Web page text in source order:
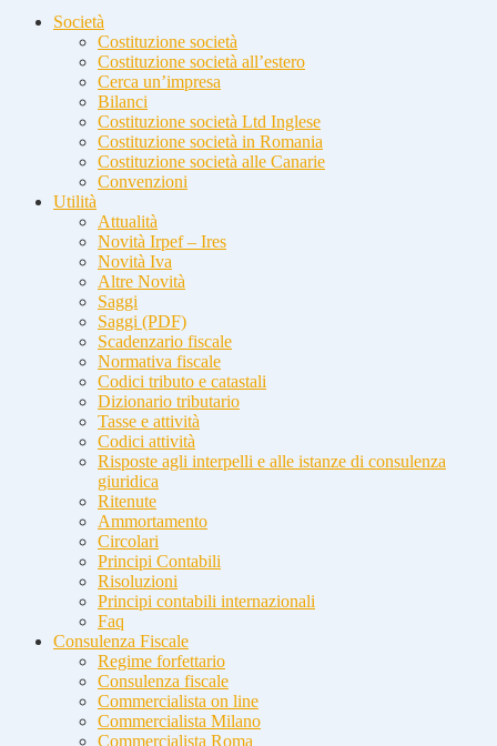
Società
Costituzione società
Costituzione società all’estero
Cerca un’impresa
Bilanci
Costituzione società Ltd Inglese
Costituzione società in Romania
Costituzione società alle Canarie
Convenzioni
Utilità
Attualità
Novità Irpef – Ires
Novità Iva
Altre Novità
Saggi
Saggi (PDF)
Scadenzario fiscale
Normativa fiscale
Codici tributo e catastali
Dizionario tributario
Tasse e attività
Codici attività
Risposte agli interpelli e alle istanze di consulenza
giuridica
Ritenute
Ammortamento
Circolari
Principi Contabili
Risoluzioni
Principi contabili internazionali
Faq
Consulenza Fiscale
Regime forfettario
Consulenza fiscale
Commercialista on line
Commercialista Milano
Commercialista Roma